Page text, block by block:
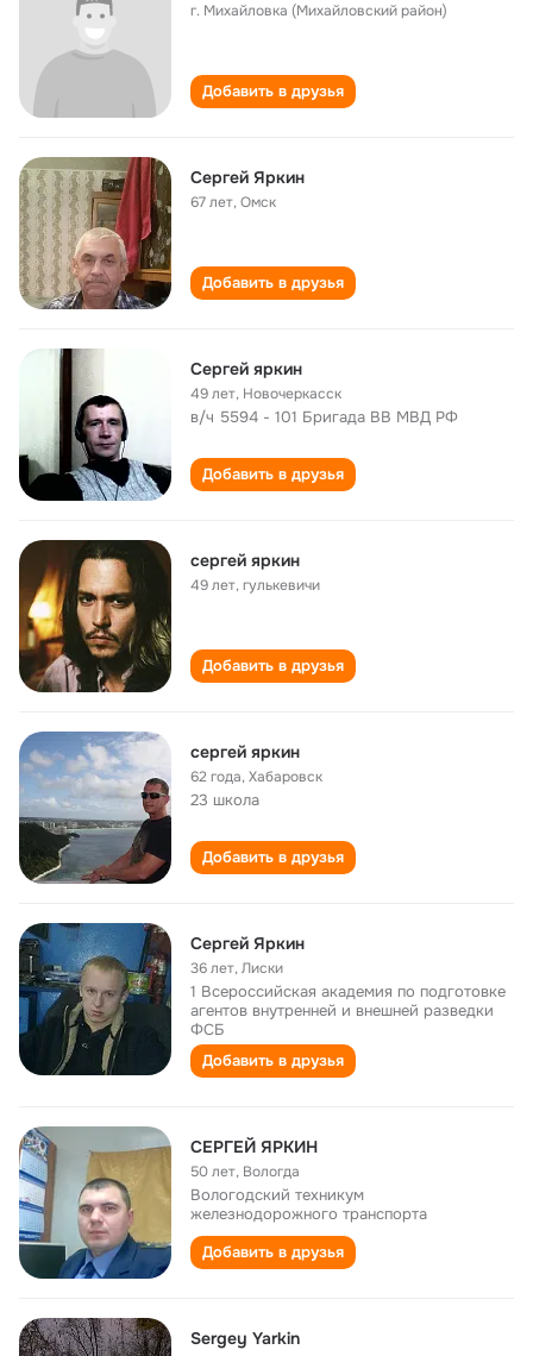
г. Михайловка (Михайловский район)
Добавить в друзья
Сергей Яркин
67 лет,Омск
Добавить в друзья
Сергей яркин
49 лет, Новочеркасск
в/ч 5594 - 101 Бригада ВВ МВД РФ
Добавить в друзья
сергей яркин
49 лет,гулькевичи
Добавить в друзья
сергей яркин
62 года,Хабаровск
23 школа
Добавить в друзья
Сергей Яркин
36 лет,Лиски
1 Всероссийская академия по подготовке
агентов внутренней и внешней разведки
ФСБ
Добавить в друзья
СЕРГЕЙ ЯРКИН
50 лет, Вологда
Вологодский техникум
железнодорожного транспорта
Добавить в друзья
Sergey Yarkin